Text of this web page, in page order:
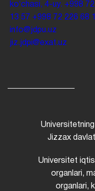
koʻchasi, 4-uy. +998
13 57 +998 72 226 68
info@jdpu.uz
jiz.jdpi@exat.uz
Jizzax
Universitet
organlari,
organlari,